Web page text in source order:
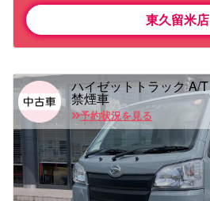
東久留米店
ハイゼットトラック A/T
禁煙車
予約状況を見る